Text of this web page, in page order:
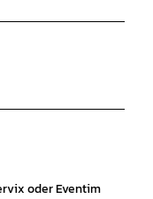
oder Eventim